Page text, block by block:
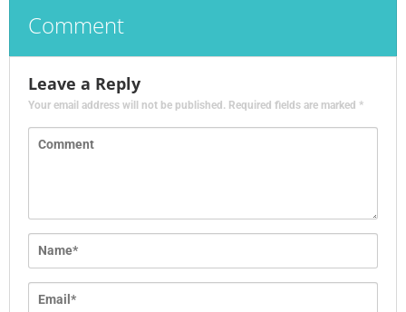
Comment
Leave a Reply
Your email address will not be published. Required fields are marked *